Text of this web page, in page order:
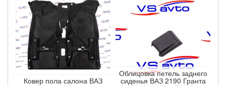
Ковер пола салона ВАЗ
Облицовка петель заднего
сиденья ВАЗ 2190 Гранта